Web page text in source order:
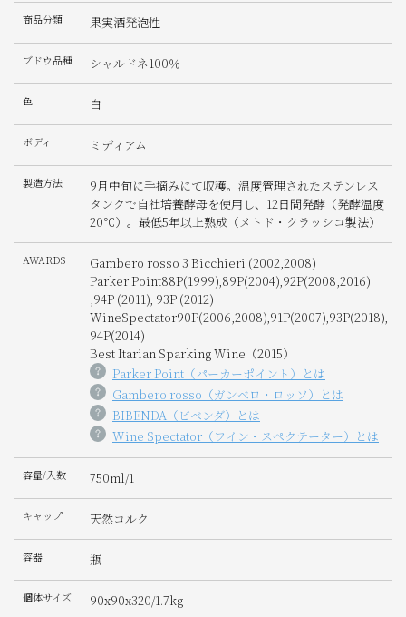
商品分類 果実酒発泡性
ブドウ品種 シャルドネ100％
色 白
ボディ ミディアム
製造方法
9月中旬に手摘みにて収穫。温度管理されたステンレス
タンクで自社培養酵母を使用し、12日間発酵（発酵温度
20℃）。最低5年以上熟成（メトド・クラッシコ製法）
AWARDS
Gambero rosso 3 Bicchieri (2002,2008)
Parker Point88P(1999),89P(2004),92P(2008,2016)
,94P (2011), 93P (2012)
WineSpectator90P(2006,2008),91P(2007),93P(2018),
94P(2014)
Best Itarian Sparking Wine（2015）
Parker Point（パーカーポイント）とは
Gambero rosso（ガンベロ・ロッソ）とは
BIBENDA（ビベンダ）とは
Wine Spectator（ワイン・スペクテーター）とは
容量/入数 750ml/1
キャップ 天然コルク
容器 瓶
個体サイズ 90x90x320/1.7kg